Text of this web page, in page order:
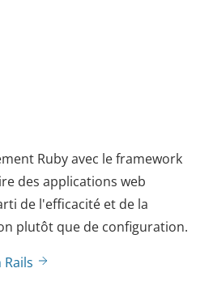
Ruby avec le framework
des applications web
de l'efficacité et de la
plutôt que de configuration.